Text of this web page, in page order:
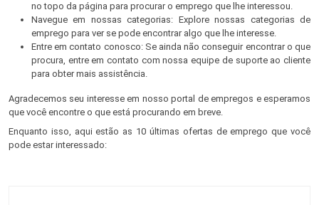
no topo da página para procurar o emprego que lhe interessou.
Navegue em nossas categorias: Explore nossas categorias de
emprego para ver se pode encontrar algo que lhe interesse.
Entre em contato conosco: Se ainda não conseguir encontrar o que
procura, entre em contato com nossa equipe de suporte ao cliente
para obter mais assistência.
Agradecemos seu interesse em nosso portal de empregos e esperamos
que você encontre o que está procurando em breve.
Enquanto isso, aqui estão as 10 últimas ofertas de emprego que você
pode estar interessado: